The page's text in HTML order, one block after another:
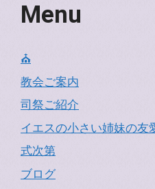
Menu
⛪
教会ご案内
司祭ご紹介
イエスの小さい姉妹の友
式次第
ブログ